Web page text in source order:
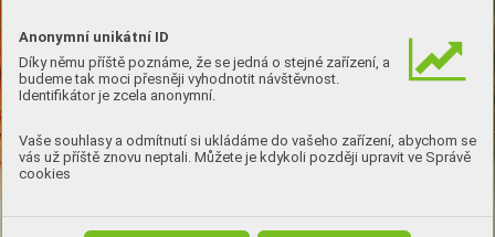
Anonymní unikátní ID
Díky němu příště poznáme, že se jedná o stejné zařízení, a
budeme tak moci přesněji vyhodnotit návštěvnost.
Identifikátor je zcela anonymní.
Vaše souhlasy a odmítnutí si ukládáme do vašeho zařízení, abychom se
vás už příště znovu neptali. Můžete je kdykoli později upravit ve Správě
cookies